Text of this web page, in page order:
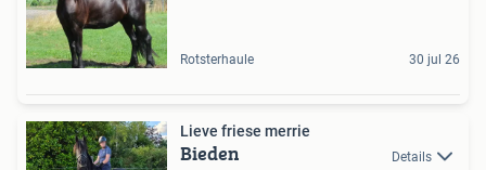
Rotsterhaule 30 jul 26
Lieve friese merrie
Bieden Details